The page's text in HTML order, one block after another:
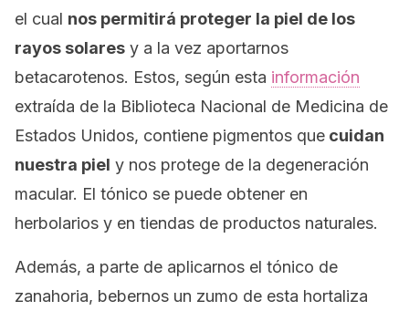
el cual nos permitirá proteger la piel de los
rayos solares y a la vez aportarnos
betacarotenos. Estos, según esta información
extraída de la Biblioteca Nacional de Medicina de
Estados Unidos, contiene pigmentos que cuidan
nuestra piel y nos protege de la degeneración
macular. El tónico se puede obtener en
herbolarios y en tiendas de productos naturales.
Además, a parte de aplicarnos el tónico de
zanahoria, bebernos un zumo de esta hortaliza